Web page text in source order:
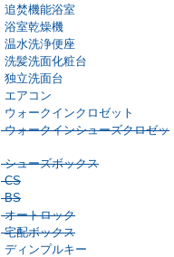
追焚機能浴室
浴室乾燥機
温水洗浄便座
洗髪洗面化粧台
独立洗面台
エアコン
ウォークインクロゼット
ウォークインシューズクロゼッ
シューズボックス
CS
BS
オートロック
宅配ボックス
ディンプルキー